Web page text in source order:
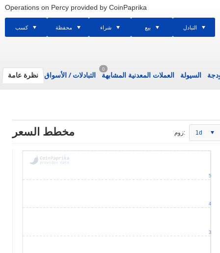
Operations on Percy provided by CoinPaprika
كسب محفظة شراء بيع التبادل
نظرة عامة التبادلات/ الأسواق
0
العملات المعدنية المشابهة السيولة
مخطط السعر زوم: 1d
3
4
5